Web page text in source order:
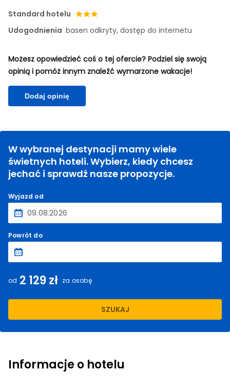
Standard hotelu
Udogodnienia basen odkryty, dostęp do internetu
Możesz opowiedzieć coś o tej ofercie? Podziel się swoją
opinią i pomóż innym znaleźć wymarzone wakacje!
Dodaj opinię
W wybranej destynacji mamy wiele
świetnych hoteli. Wybierz, kiedy chcesz
jechać i sprawdź nasze propozycje.
Wyjazd od
Powrót do
od 2 129 zł za osobę
SZUKAJ
Informacje o hotelu